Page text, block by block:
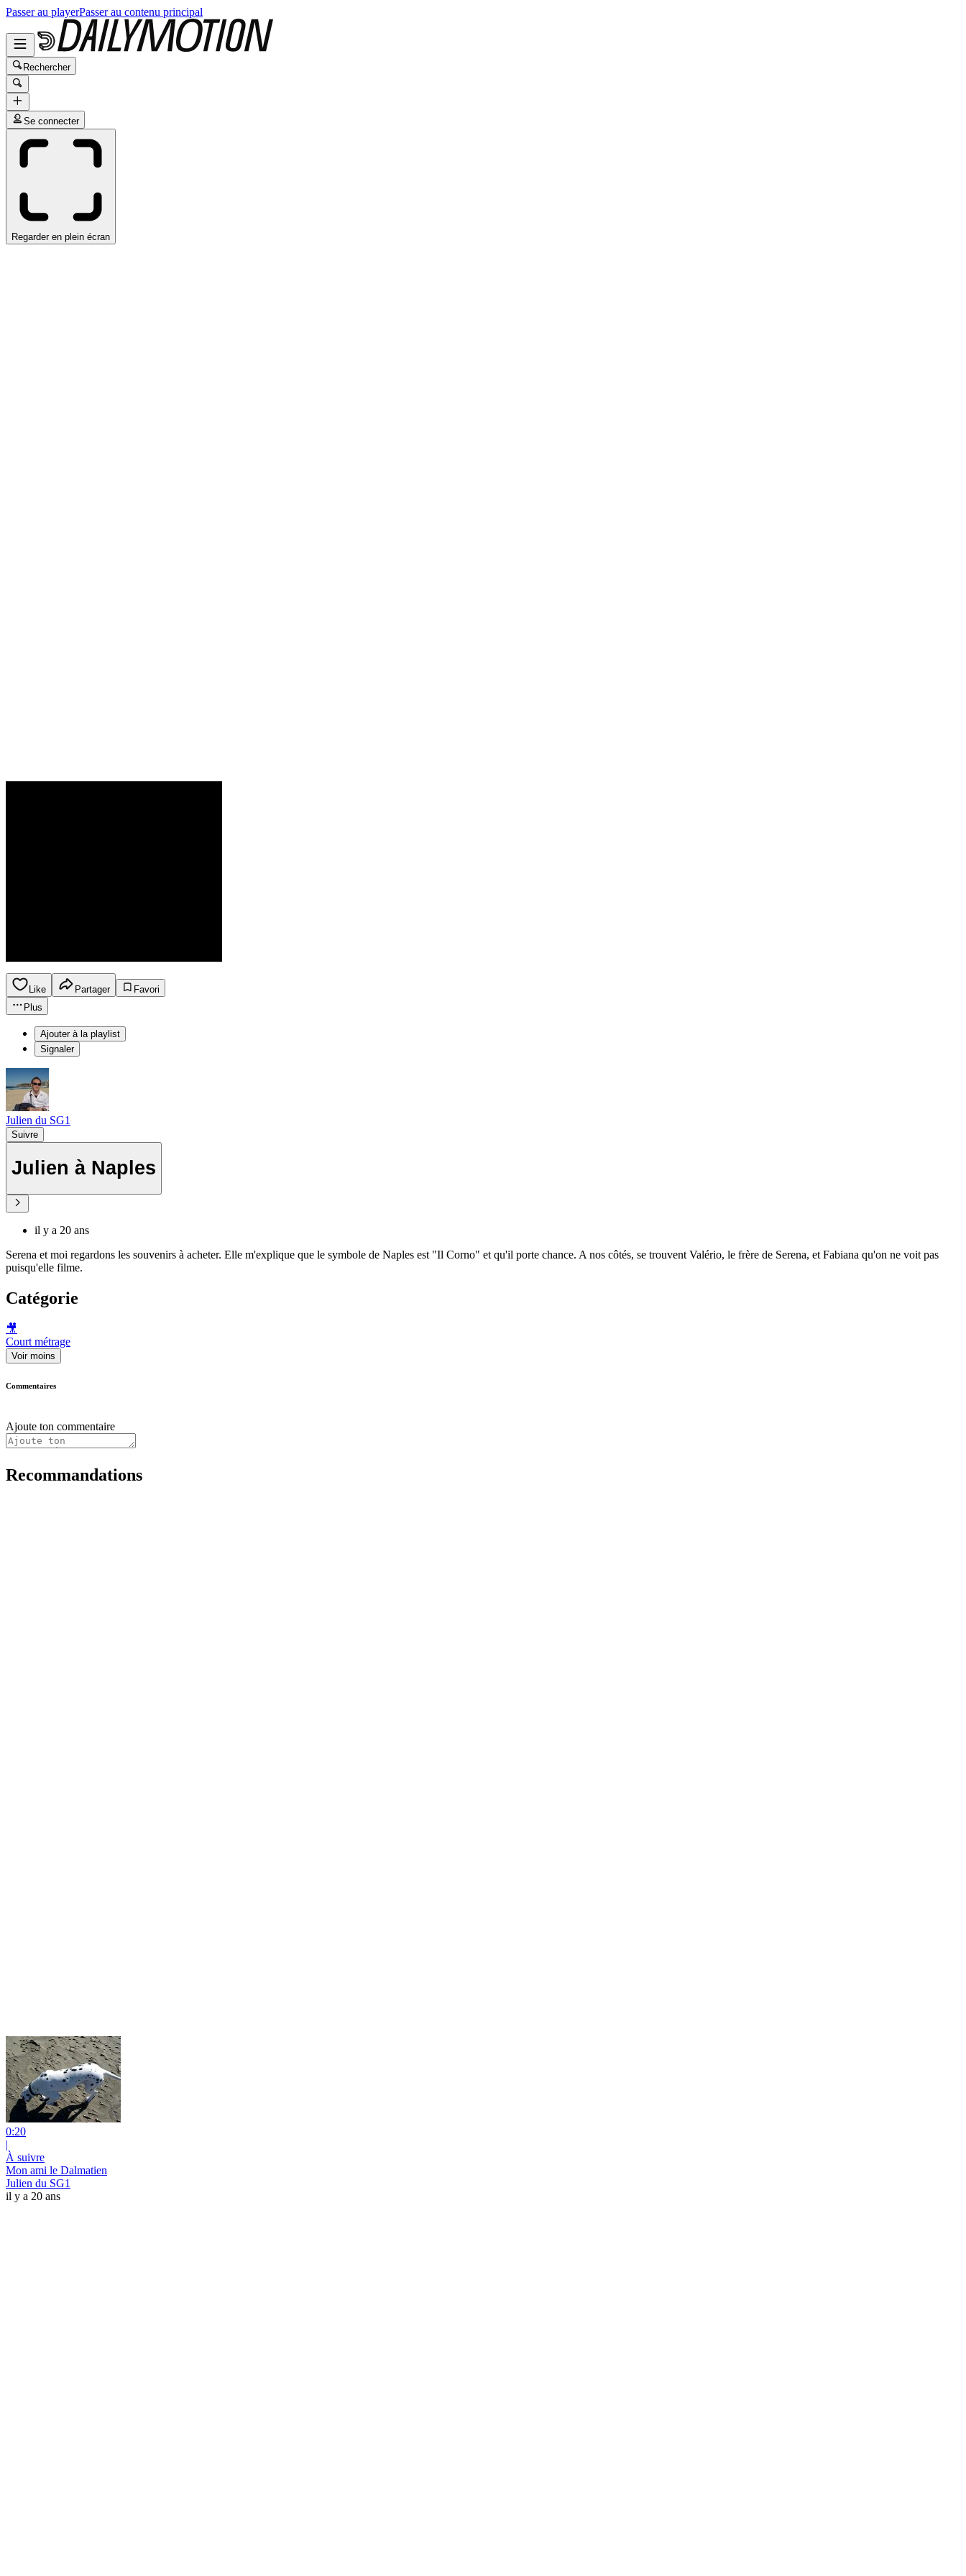
Passer au playerPasser au contenu principal
Rechercher
Se connecter
Regarder en plein écran
Like Partager
Favori
Plus
Ajouter à la playlist
Signaler
Julien du SG1
Suivre
Julien à Naples
il y a 20 ans
Serena et moi regardons les souvenirs à acheter. Elle m'explique que le symbole de Naples est "Il Corno" et qu'il porte chance. A nos côtés, se trouvent Valério, le frère de Serena, et Fabiana qu'on ne voit pas
puisqu'elle filme.
Catégorie
🎥
Court métrage
Voir moins
Commentaires
Ajoute ton commentaire
Recommandations
0:20
|
À suivre
Mon ami le Dalmatien
Julien du SG1
il y a 20 ans